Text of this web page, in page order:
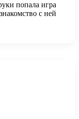
попала игра
с ней